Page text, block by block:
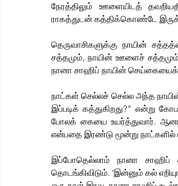
நேரத்திலும் ஊளையிடத்
ராகத்துடன் கத்திக்கொண்டே
தெருவாசிகளுக்கு நாயின்
சத்தமும், நாயின் ஊளைச் சத்தமும்
நானா சாஹிப் நாயின்
நாட்கள் செல்லச் செல்ல அந்த
இப்படிக் கத்துகிறது?" என்று
போலக் கையை உயர்த்துவார்.
என்பதை இரண்டு மூன்று நாட்களில்
இப்போதெல்லாம் நானா
தொடங்கிவிடும். ‘இன்னும் கல்